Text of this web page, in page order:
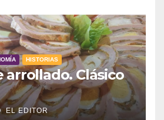
HISTORIAS
Clásico
EL EDITOR